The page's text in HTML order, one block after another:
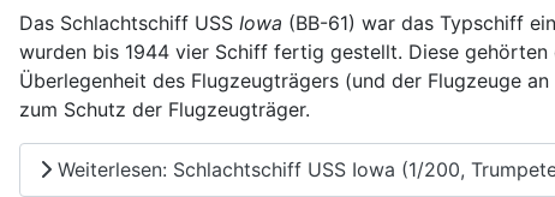
Das Schlachtschiff USS Iowa (BB-61) war das Typschiff
wurden bis 1944 vier Schiff fertig gestellt. Diese
Überlegenheit des Flugzeugträgers (und der Flugzeuge
zum Schutz der Flugzeugträger.
Weiterlesen: Schlachtschiff USS Iowa (1/200,